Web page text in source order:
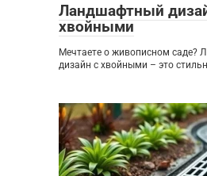
Ландшафтный
хвойными
Мечтаете о живописном саде?
дизайн с хвойными – это